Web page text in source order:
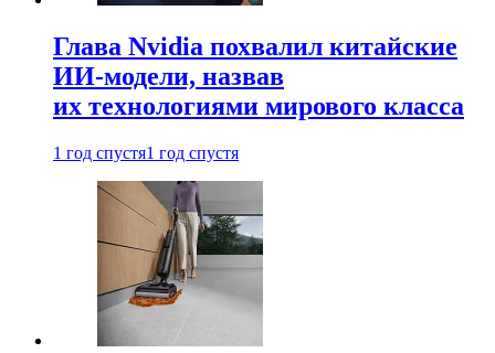
Глава Nvidia похвалил китайские
ИИ-модели, назвав
их технологиями мирового класса
1 год спустя1 год спустя